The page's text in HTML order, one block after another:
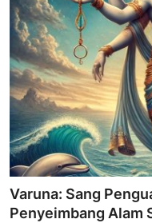
Desa Adat
Tradisi
Kearifan lokal
Alam Bali
Seni
Kisah
Varuna: Sang
Penyeimbang Alam